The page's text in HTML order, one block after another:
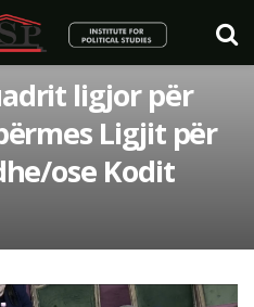
ligjor për
Ligjit për
ose Kodit